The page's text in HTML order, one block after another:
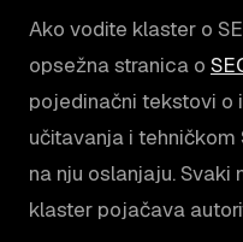
Ako vodite klaster o
opsežna stranica o
pojedinačni tekstovi o
učitavanja i
na nju oslanjaju.
klaster pojačava